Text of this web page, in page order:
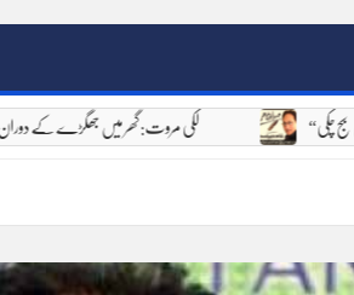
لکی مروت: گھر میں جھگڑے کے